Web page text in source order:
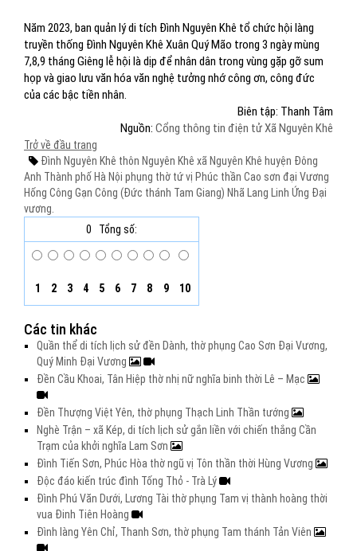
Năm 2023, ban quản lý di tích Đình Nguyên Khê tổ chức hội làng
truyền thống Đình Nguyên Khê Xuân Quý Mão trong 3 ngày mùng
7,8,9 tháng Giêng lễ hội là dịp để nhân dân trong vùng gặp gỡ sum
họp và giao lưu văn hóa văn nghệ tưởng nhớ công ơn, công đức
của các bậc tiền nhân.
Biên tập: Thanh Tâm
Nguồn: Cổng thông tin điện tử Xã Nguyên Khê
Trở về đầu trang
Đình Nguyên Khê thôn Nguyên Khê xã Nguyên Khê huyện Đông
Anh Thành phố Hà Nội phụng thờ tứ vị Phúc thần Cao sơn đại Vương
Hống Công Gạn Công (Đức thánh Tam Giang) Nhã Lang Linh Ứng Đại
vương.
0
Tổng số:
1 2 3 4 5 6 7 8 9 10
Các tin khác
Quần thể di tích lịch sử đền Dành, thờ phụng Cao Sơn Đại Vương,
Quý Minh Đại Vương
Đền Cầu Khoai, Tân Hiệp thờ nhị nữ nghĩa binh thời Lê – Mạc
Đền Thượng Việt Yên, thờ phụng Thạch Linh Thần tướng
Nghè Trận – xã Kép, di tích lịch sử gắn liền với chiến thắng Cần
Trạm của khởi nghĩa Lam Sơn
Đình Tiến Sơn, Phúc Hòa thờ ngũ vị Tôn thần thời Hùng Vương
Độc đáo kiến trúc đình Tống Thỏ - Trà Lý
Đình Phú Văn Dưới, Lương Tài thờ phụng Tam vị thành hoàng thời
vua Đinh Tiên Hoàng
Đình làng Yên Chỉ, Thanh Sơn, thờ phụng Tam thánh Tản Viên